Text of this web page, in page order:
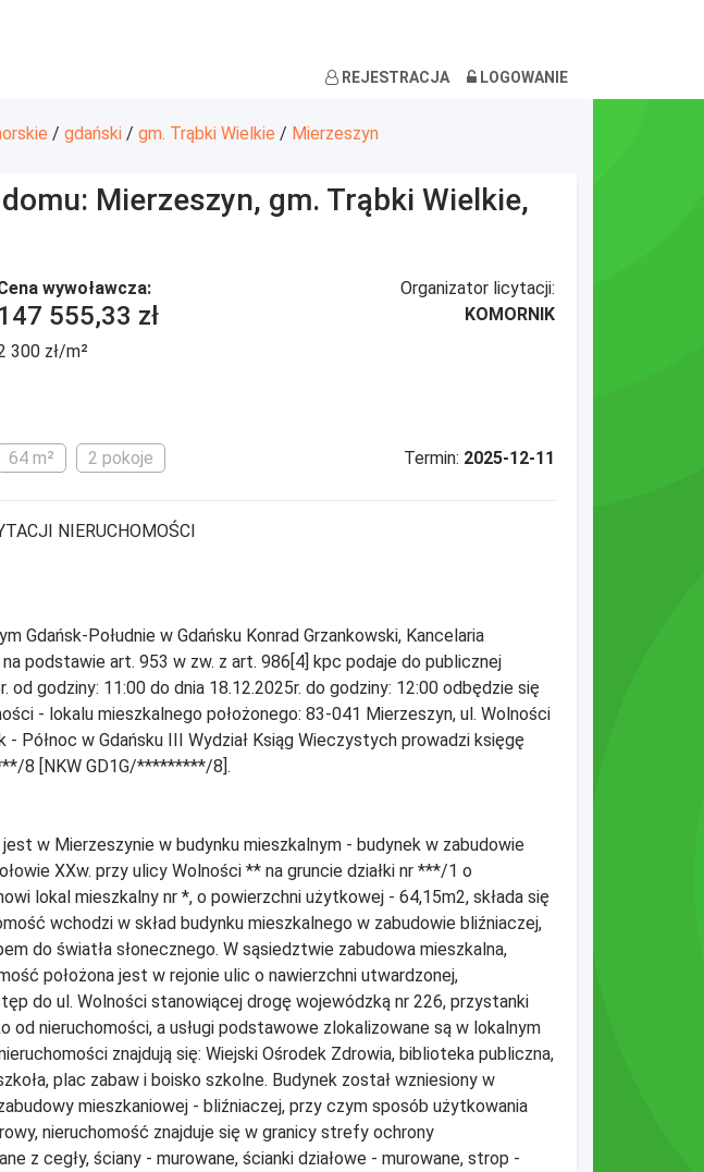
REJESTRACJA LOGOWANIE
/ gdański / gm. Trąbki Wielkie / Mierzeszyn
Mierzeszyn, gm. Trąbki Wielkie,
wywoławcza:
147 555,33 zł
300 zł/m²
64 m² 2 pokoje
Organizator licytacji:
KOMORNIK
Termin: 2025-12-11
NIERUCHOMOŚCI
Gdańsk-Południe w Gdańsku Konrad Grzankowski, Kancelaria
podstawie art. 953 w zw. z art. 986[4] kpc podaje do publicznej
od godziny: 11:00 do dnia 18.12.2025r. do godziny: 12:00 odbędzie się
- lokalu mieszkalnego położonego: 83-041 Mierzeszyn, ul. Wolności
Północ w Gdańsku III Wydział Ksiąg Wieczystych prowadzi księgę
8 [NKW GD1G/*********/8].
w Mierzeszynie w budynku mieszkalnym - budynek w zabudowie
XXw. przy ulicy Wolności ** na gruncie działki nr ***/1 o
lokal mieszkalny nr *, o powierzchni użytkowej - 64,15m2, składa się
wchodzi w skład budynku mieszkalnego w zabudowie bliźniaczej,
do światła słonecznego. W sąsiedztwie zabudowa mieszkalna,
położona jest w rejonie ulic o nawierzchni utwardzonej,
do ul. Wolności stanowiącej drogę wojewódzką nr 226, przystanki
od nieruchomości, a usługi podstawowe zlokalizowane są w lokalnym
znajdują się: Wiejski Ośrodek Zdrowia, biblioteka publiczna,
plac zabaw i boisko szkolne. Budynek został wzniesiony w
mieszkaniowej - bliźniaczej, przy czym sposób użytkowania
nieruchomość znajduje się w granicy strefy ochrony
z cegły, ściany - murowane, ścianki działowe - murowane, strop -